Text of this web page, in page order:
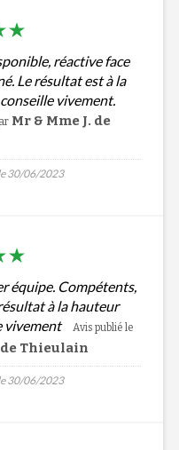
réactive face
Le résultat est à la
vivement.
Mr & Mme J. de
30/06/2023
équipe. Compétents,
à la hauteur
vivement
Avis publié le
de Thieulain
30/06/2023